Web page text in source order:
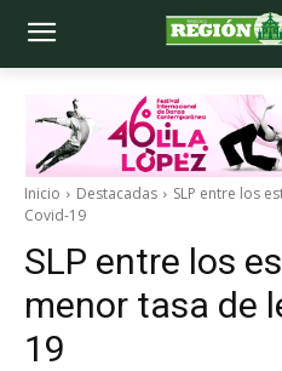
Inicio Destacadas
SLP entre los
Covid-19
SLP entre los
menor tasa de
19